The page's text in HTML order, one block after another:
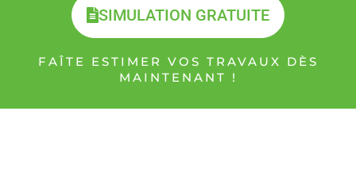
SIMULATION GRATUITE
FAÎTE ESTIMER VOS TRAVAUX DÈS
MAINTENANT !